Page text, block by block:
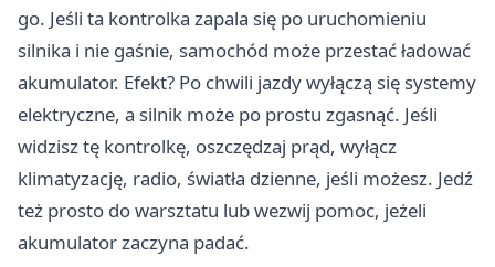
go. Jeśli ta kontrolka zapala się po uruchomieniu
silnika i nie gaśnie, samochód może przestać ładować
akumulator. Efekt? Po chwili jazdy wyłączą się systemy
elektryczne, a silnik może po prostu zgasnąć. Jeśli
widzisz tę kontrolkę, oszczędzaj prąd, wyłącz
klimatyzację, radio, światła dzienne, jeśli możesz. Jedź
też prosto do warsztatu lub wezwij pomoc, jeżeli
akumulator zaczyna padać.